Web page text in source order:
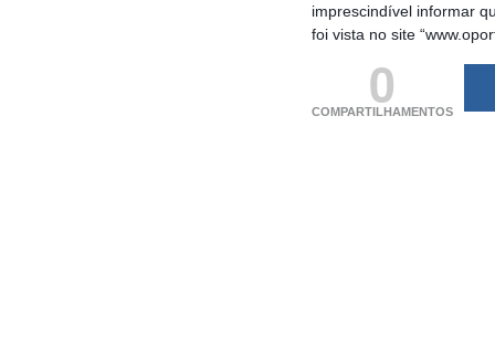
imprescindível informar
foi vista no site
0
COMPARTILHAMENTOS